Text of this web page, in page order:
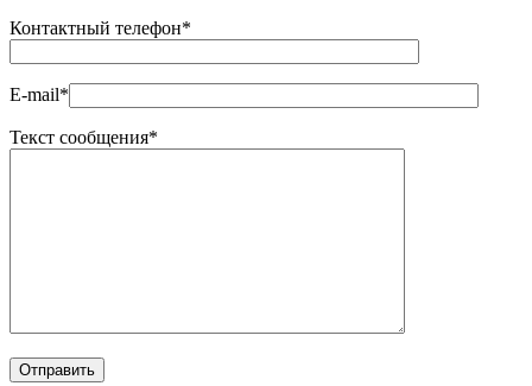
Контактный телефон*
E-mail*
Текст сообщения*
Оставьте это поле пустым.
Отправить